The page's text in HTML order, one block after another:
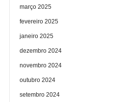
março 2025
fevereiro 2025
janeiro 2025
dezembro 2024
novembro 2024
outubro 2024
setembro 2024